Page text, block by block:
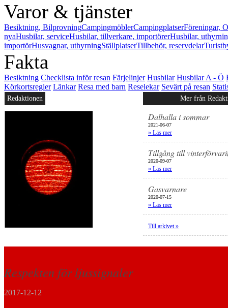
Varor & tjänster
Besiktning, BilprovningCampingmöblerCampingplatserFöreningar,
nyaHusbilar, serviceHusbilar, tillverkare, importörerHusbilar,
importörHusvagnar, uthyrningStällplatserTillbehör, reservdelar
Fakta
Besiktning Checklista inför resan Färjelinjer Husbilar Husbilar A - Ö
Körkortsregler Länkar Resa med barn Reselekar Sevärt på resan
Redaktionen Mer från
Dalhalla i sommar
2021-06-07
» Läs mer
Tillgång till
2020-09-07
» Läs mer
Gasvarnare
2020-07-15
» Läs mer
Till arkivet »
Respekten för ljussignaler
2017-12-12